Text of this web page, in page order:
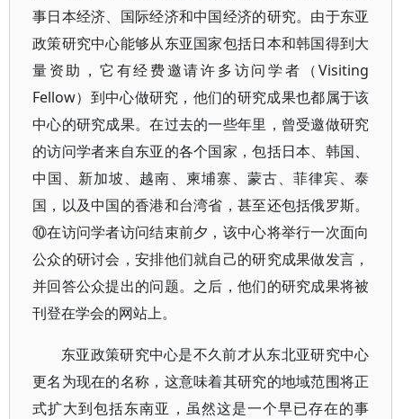
事日本经济、国际经济和中国经济的研究。由于东亚
政策研究中心能够从东亚国家包括日本和韩国得到大
量资助，它有经费邀请许多访问学者（Visiting
Fellow）到中心做研究，他们的研究成果也都属于该
中心的研究成果。在过去的一些年里，曾受邀做研究
的访问学者来自东亚的各个国家，包括日本、韩国、
中国、新加坡、越南、柬埔寨、蒙古、菲律宾、泰
国，以及中国的香港和台湾省，甚至还包括俄罗斯。
⑩在访问学者访问结束前夕，该中心将举行一次面向
公众的研讨会，安排他们就自己的研究成果做发言，
并回答公众提出的问题。之后，他们的研究成果将被
刊登在学会的网站上。
东亚政策研究中心是不久前才从东北亚研究中心
更名为现在的名称，这意味着其研究的地域范围将正
式扩大到包括东南亚，虽然这是一个早已存在的事